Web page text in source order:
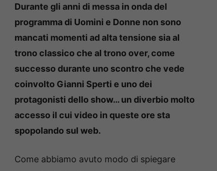
Durante gli anni di messa in onda del
programma di Uomini e Donne non sono
mancati momenti ad alta tensione sia al
trono classico che al trono over, come
successo durante uno scontro che vede
coinvolto Gianni Sperti e uno dei
protagonisti dello show… un diverbio molto
accesso il cui video in queste ore sta
spopolando sul web.
Come abbiamo avuto modo di spiegare